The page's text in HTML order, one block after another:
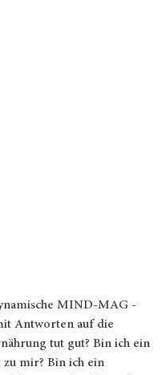
MIND-MAG -
Antworten auf die
tut gut? Bin ich ein
zu mir? Bin ich ein